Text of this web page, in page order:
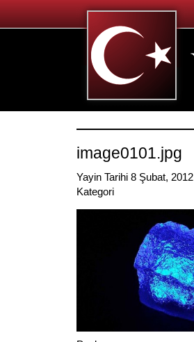
image0101.jpg
Yayin Tarihi 8 Şubat, 2012
Kategori